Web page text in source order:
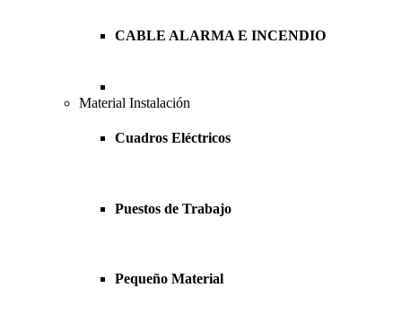
CABLE ALARMA E INCENDIO
Material Instalación
Cuadros Eléctricos
Puestos de Trabajo
Pequeño Material